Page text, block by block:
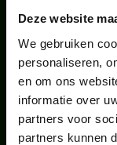
Deze website
We gebruiken
personaliseren,
en om ons
informatie over
partners voor
partners kunnen
juli
juni